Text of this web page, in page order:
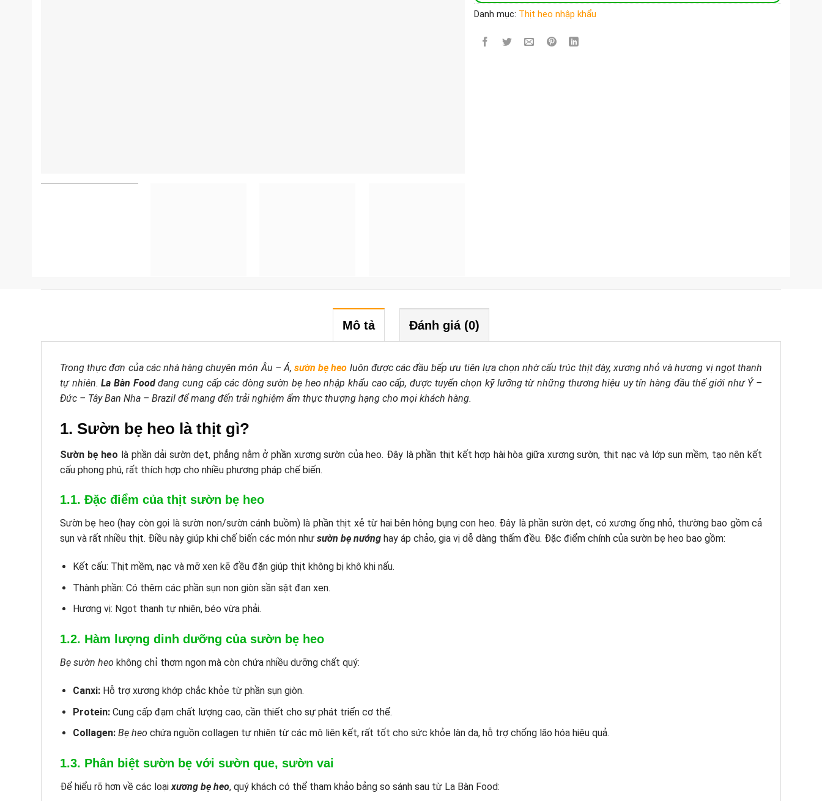
Danh mục: Thịt heo nhập khẩu
Mô tả Đánh giá (0)
Trong thực đơn của các nhà hàng chuyên món Âu – Á,sườn bẹ heo luôn được các đầu bếp ưu tiên lựa chọn nhờ cấu trúc thịt dày, xương nhỏ và hương vị ngọt thanh
tự nhiên.La Bàn Foodđang cung cấp các dòngsườn bẹ heo nhập khẩu cao cấp, được tuyển chọn kỹ lưỡng từ những thương hiệu uy tín hàng đầu thế giới như Ý –
Đức – Tây Ban Nha – Brazil để mang đến trải nghiệm ẩm thực thượng hạng cho mọi khách hàng.
1. Sườn bẹ heo là thịt gì?
Sườn bẹ heo là phần dải sườn dẹt, phẳng nằm ở phần xương sườn của heo. Đây là phần thịt kết hợp hài hòa giữa xương sườn, thịt nạc và lớp sụn mềm, tạo nên kết
cấu phong phú, rất thích hợp cho nhiều phương pháp chế biến.
1.1. Đặc điểm của thịt sườn bẹ heo
Sườn bẹ heo (hay còn gọi là sườn non/sườn cánh buồm) là phần thịt xẻ từ hai bên hông bụng con heo. Đây là phần sườn dẹt, có xương ống nhỏ, thường bao gồm cả
sụn và rất nhiều thịt. Điều này giúp khi chế biến các món như sườn bẹ nướng hay áp chảo, gia vị dễ dàng thấm đều. Đặc điểm chính của sườn bẹ heo bao gồm:
Kết cấu: Thịt mềm, nạc và mỡ xen kẽ đều đặn giúp thịt không bị khô khi nấu.
Thành phần: Có thêm các phần sụn non giòn sần sật đan xen.
Hương vị: Ngọt thanh tự nhiên, béo vừa phải.
1.2. Hàm lượng dinh dưỡng của sườn bẹ heo
Bẹ sườn heo không chỉ thơm ngon mà còn chứa nhiều dưỡng chất quý:
Canxi:Hỗ trợ xương khớp chắc khỏe từ phần sụn giòn.
Protein:Cung cấp đạm chất lượng cao, cần thiết cho sự phát triển cơ thể.
Collagen: Bẹ heo chứa nguồn collagen tự nhiên từ các mô liên kết, rất tốt cho sức khỏe làn da, hỗ trợ chống lão hóa hiệu quả.
1.3. Phân biệt sườn bẹ với sườn que, sườn vai
Để hiểu rõ hơn về các loạixương bẹ heo, quý khách có thể tham khảo bảng so sánh sau từ La Bàn Food: